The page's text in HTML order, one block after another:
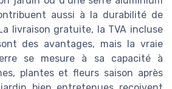
aussi à la durabilité de
livraison gratuite, la TVA incluse
des avantages, mais la vraie
se mesure à sa capacité à
plantes et fleurs saison après